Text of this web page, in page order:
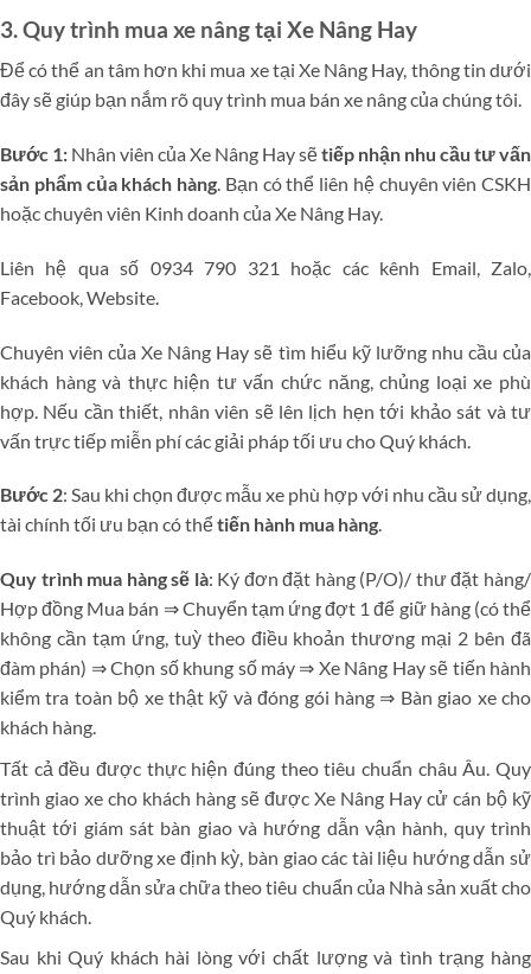
3. Quy trình mua xe nâng tại Xe Nâng Hay
Để có thể an tâm hơn khi mua xe tại Xe Nâng Hay, thông tin dưới
đây sẽ giúp bạn nắm rõ quy trình mua bán xe nâng của chúng tôi.
Bước 1: Nhân viên của Xe Nâng Hay sẽtiếp nhận nhu cầu tư vấn
sản phẩm của khách hàng. Bạn có thể liên hệ chuyên viên CSKH
hoặc chuyên viên Kinh doanh của Xe Nâng Hay.
Liên hệ qua số 0934 790 321 hoặc các kênh Email, Zalo,
Facebook, Website.
Chuyên viên của Xe Nâng Hay sẽ tìm hiểu kỹ lưỡng nhu cầu của
khách hàng và thực hiện tư vấn chức năng, chủng loại xe phù
hợp. Nếu cần thiết, nhân viên sẽ lên lịch hẹn tới khảo sát và tư
vấn trực tiếp miễn phí các giải pháp tối ưu cho Quý khách.
Bước 2: Sau khi chọn được mẫu xe phù hợp với nhu cầu sử dụng,
tài chính tối ưu bạn có thểtiến hành mua hàng.
Quy trình mua hàng sẽ là: Ký đơn đặt hàng (P/O)/ thư đặt hàng/
Hợp đồng Mua bán ⇒ Chuyển tạm ứng đợt 1 để giữ hàng (có thể
không cần tạm ứng, tuỳ theo điều khoản thương mại 2 bên đã
đàm phán) ⇒ Chọn số khung số máy ⇒ Xe Nâng Hay sẽ tiến hành
kiểm tra toàn bộ xe thật kỹ và đóng gói hàng ⇒ Bàn giao xe cho
khách hàng.
Tất cả đều được thực hiện đúng theo tiêu chuẩn châu Âu. Quy
trình giao xe cho khách hàng sẽ được Xe Nâng Hay cử cán bộ kỹ
thuật tới giám sát bàn giao và hướng dẫn vận hành, quy trình
bảo trì bảo dưỡng xe định kỳ, bàn giao các tài liệu hướng dẫn sử
dụng, hướng dẫn sửa chữa theo tiêu chuẩn của Nhà sản xuất cho
Quý khách.
Sau khi Quý khách hài lòng với chất lượng và tình trạng hàng